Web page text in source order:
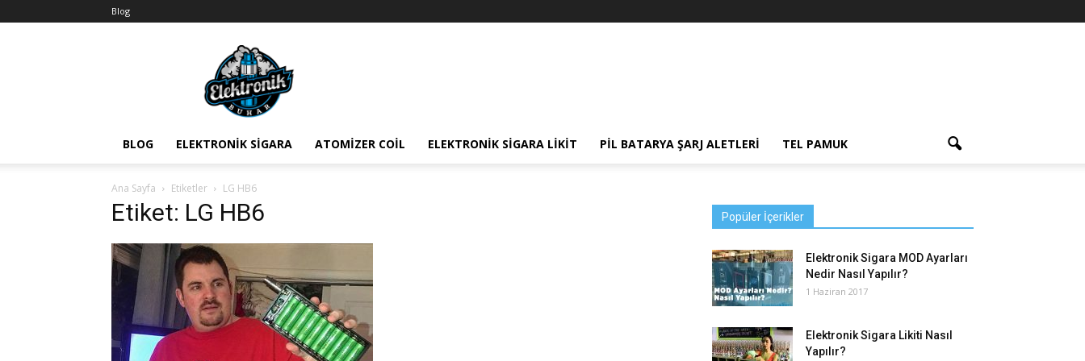
Blog
BLOG ELEKTRONIK SIGARA ATOMIZER COIL ELEKTRONIK SIGARA LIKIT PIL BATARYA ŞARJ ALETLERI TEL PAMUK
Ana Sayfa Etiketler LG HB6
Etiket: LG HB6 Popüler İçerikler
Elektronik Sigara MOD Ayarları
Nedir Nasıl Yapılır?
1 Haziran 2017
Elektronik Sigara Likiti Nasıl
Yapılır?